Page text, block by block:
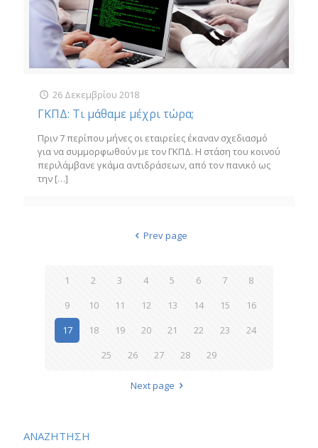
26 Δεκεμβρίου 2018
ΓΚΠΔ: Τι μάθαμε μέχρι τώρα;
Πριν 7 περίπου μήνες οι εταιρείες έκαναν σχεδιασμό
για να συμμορφωθούν με τον ΓΚΠΔ. Η στάση του κοινού
περιλάμβανε γκάμα αντιδράσεων, από τον πανικό ως
την […]
Prev page
1 2 3 4 5 6 7
8
9
10 11 12 13 14 15
16
17
18 19 20 21 22 23
24
25
26 27 28 29
Next page
ΑΝΑΖΗΤΗΣΗ